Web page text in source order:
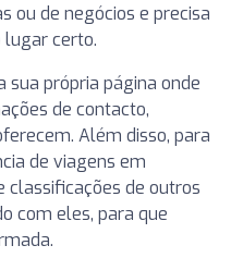
ou de negócios e precisa
lugar certo.
sua própria página onde
de contacto,
Além disso, para
de viagens em
classificações de outros
com eles, para que